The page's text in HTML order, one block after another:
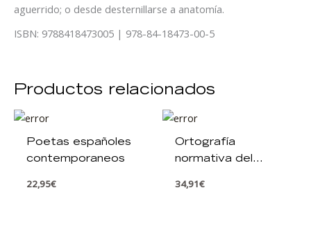
aguerrido; o desde desternillarse a anatomía.
ISBN: 9788418473005 | 978-84-18473-00-5
Productos relacionados
Poetas españoles
contemporaneos
22,95€
Ortografía
normativa del
34,91€